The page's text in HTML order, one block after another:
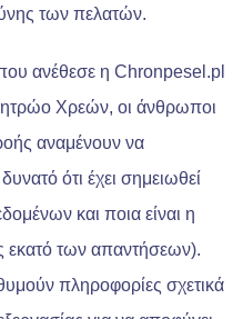
των πελατών.
ανέθεσε η Chronpesel.pl
Χρεών, οι άνθρωποι
αναμένουν να
ότι έχει σημειωθεί
και ποια είναι η
εκατό των απαντήσεων).
πληροφορίες σχετικά